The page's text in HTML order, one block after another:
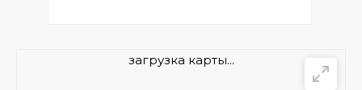
загрузка карты...